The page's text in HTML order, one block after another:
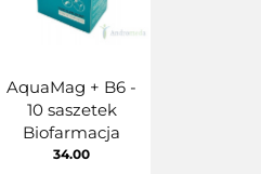
AquaMag + B6 -
10 saszetek
Biofarmacja
34.00